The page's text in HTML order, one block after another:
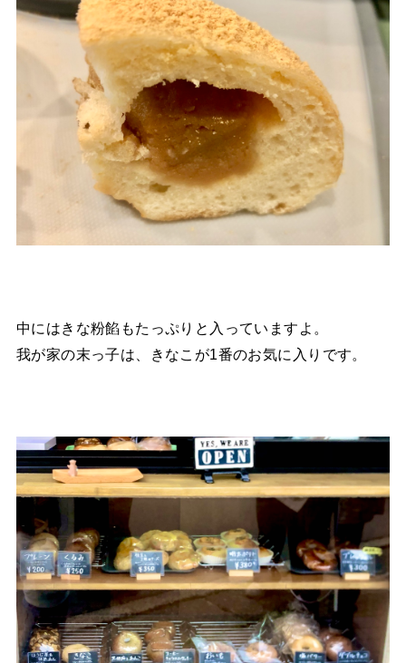
中にはきな粉餡もたっぷりと入っていますよ。
我が家の末っ子は、きなこが1番のお気に入りです。